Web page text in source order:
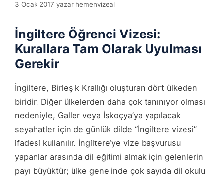
3 Ocak 2017 yazar hemenvizeal
İngiltere Öğrenci Vizesi:
Kurallara Tam Olarak Uyulması
Gerekir
İngiltere, Birleşik Krallığı oluşturan dört ülkeden
biridir. Diğer ülkelerden daha çok tanınıyor olması
nedeniyle, Galler veya İskoçya’ya yapılacak
seyahatler için de günlük dilde “İngiltere vizesi”
ifadesi kullanılır. İngiltere’ye vize başvurusu
yapanlar arasında dil eğitimi almak için gelenlerin
payı büyüktür; ülke genelinde çok sayıda dil okulu